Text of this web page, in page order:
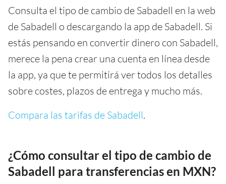
Consulta el tipo de cambio de Sabadell en la web
de Sabadell o descargando la app de Sabadell. Si
estás pensando en convertir dinero con Sabadell,
merece la pena crear una cuenta en línea desde
la app, ya que te permitirá ver todos los detalles
sobre costes, plazos de entrega y mucho más.
Compara las tarifas de Sabadell.
¿Cómo consultar el tipo de cambio de
Sabadell para transferencias en MXN?